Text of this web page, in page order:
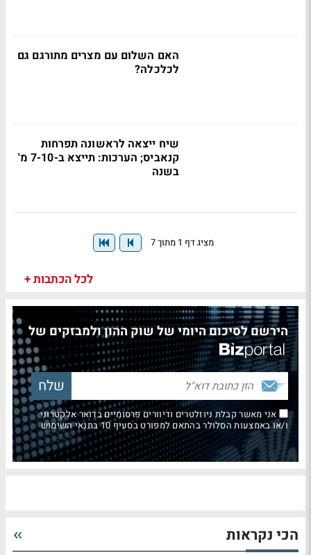
האם השלום עם מצרים מתורגם גם
לכלכלה?
שיח ייצאה לראשונה תפרחות
קנאביס; הערכות: תייצא ב-7-10 מ'
בשנה
מציג דף 1 מתוך 7
לכל הכתבות +
הירשם לסיכום היומי של שוק ההון ולמבזקים של
אני מאשר קבלת ניוזלטרים ודיוורים פרסומיים בדואר אלקטרוני
ו/או באמצעות הסלולר בהתאם למפורט בסעיף 10 בתנאי השימוש
הכי נקראות